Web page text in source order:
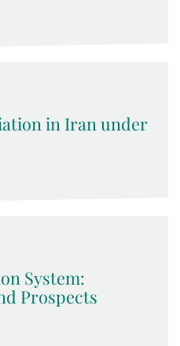
in Iran under
System:
Prospects